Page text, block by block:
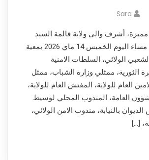
Sara
أشرف والي ولاية قالمة السيد
#سمير_شيباني مساء اليوم الخميس 14 ماي 2026 بمعية
الولائي، السلطات الامنية
الثورية، ممثلي وزارة الشباب، ممثل
العام للولاية، المفتش العام للولاية،
العامة، المندوب المحلي لوسيط
بالنيابة، مندوب الامن الولائي،
[…]